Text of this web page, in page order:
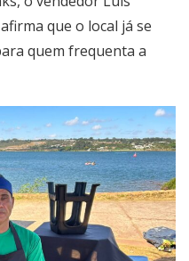
que o local já se
quem frequenta a